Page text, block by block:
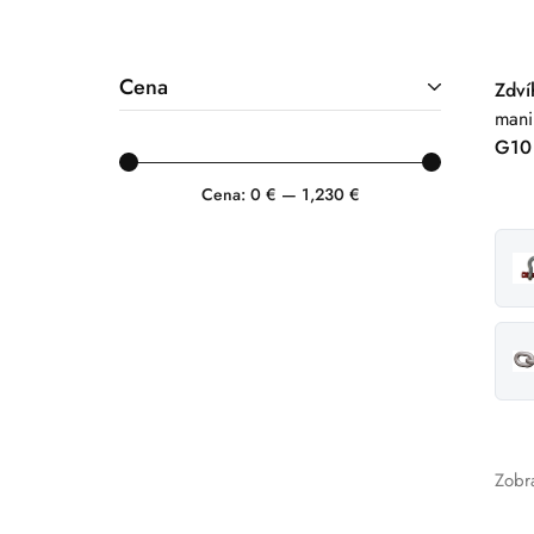
Cena
Cena: 0 € — 1,230 €